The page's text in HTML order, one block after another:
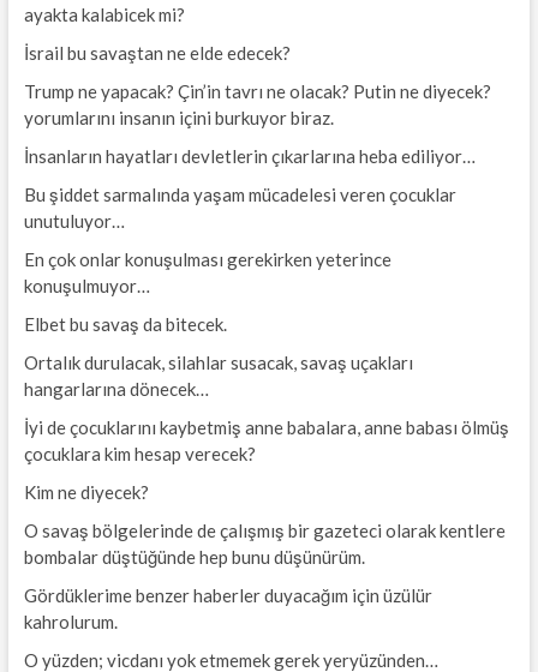
ayakta kalabicek mi?
İsrail bu savaştan ne elde edecek?
Trump ne yapacak? Çin’in tavrı ne olacak? Putin ne diyecek?
yorumlarını insanın içini burkuyor biraz.
İnsanların hayatları devletlerin çıkarlarına heba ediliyor…
Bu şiddet sarmalında yaşam mücadelesi veren çocuklar
unutuluyor…
En çok onlar konuşulması gerekirken yeterince
konuşulmuyor…
Elbet bu savaş da bitecek.
Ortalık durulacak, silahlar susacak, savaş uçakları
hangarlarına dönecek…
İyi de çocuklarını kaybetmiş anne babalara, anne babası ölmüş
çocuklara kim hesap verecek?
Kim ne diyecek?
O savaş bölgelerinde de çalışmış bir gazeteci olarak kentlere
bombalar düştüğünde hep bunu düşünürüm.
Gördüklerime benzer haberler duyacağım için üzülür
kahrolurum.
O yüzden; vicdanı yok etmemek gerek yeryüzünden…